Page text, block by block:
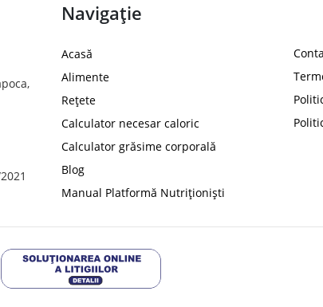
Navigație
Acasă
Alimente
Rețete
Calculator necesar caloric
Calculator grăsime corporală
Blog
Manual Platformă Nutriționiști